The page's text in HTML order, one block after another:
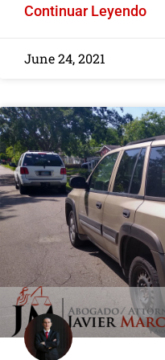
Continuar Leyendo
June 24, 2021